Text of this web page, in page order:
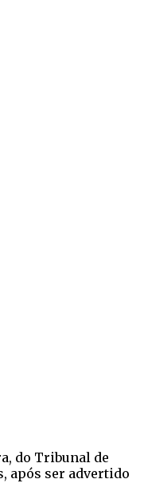
do Tribunal de
após ser advertido